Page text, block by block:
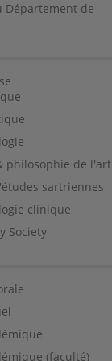
Département de
philosophie de l'art
sartriennes
clinique
Society
(faculté)